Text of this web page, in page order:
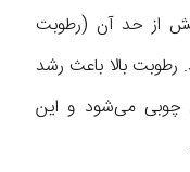
از حد آن (رطوبت
رطوبت بالا باعث رشد
چوبی می‌شود و این